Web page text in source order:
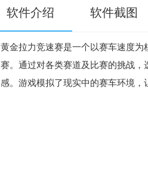
软件介绍 软件截图
黄金拉力竞速赛是一个以赛车速度
赛。通过对各类赛道及比赛的挑战
感。游戏模拟了现实中的赛车环境，